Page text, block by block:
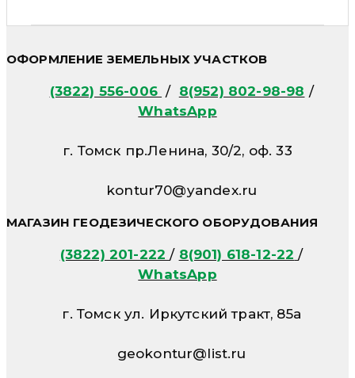
ОФОРМЛЕНИЕ ЗЕМЕЛЬНЫХ УЧАСТКОВ
(3822) 556-006 / 8(952) 802-98-98 /
WhatsApp
г. Томск пр.Ленина, 30/2, оф. 33
kontur70@yandex.ru
МАГАЗИН ГЕОДЕЗИЧЕСКОГО ОБОРУДОВАНИЯ
(3822) 201-222/ 8(901) 618-12-22 /
WhatsApp
г. Томск ул. Иркутский тракт, 85а
geokontur@list.ru